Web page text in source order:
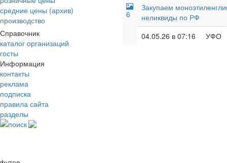
средние цены (архив)
производство
Справочник
каталог организаций
госты
Информация
контакты
реклама
подписка
правила сайта
разделы
поиск
6
Закупаем
неликвиды по РФ
04.05.26 в 07:16
УФО